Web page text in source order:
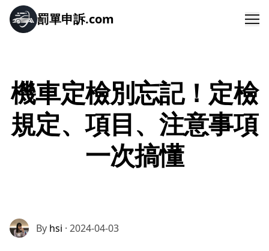
罰單申訴.com
機車定檢別忘記！定檢
規定、項目、注意事項
一次搞懂
By hsi · 2024-04-03